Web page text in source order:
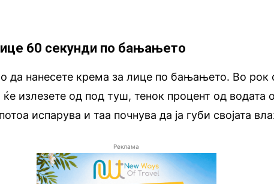
60 секунди по бањањето
да нанесете крема за лице по бањањето. Во рок
излезете од под туш, тенок процент од водата
испарува и таа почнува да ја губи својата
Реклама